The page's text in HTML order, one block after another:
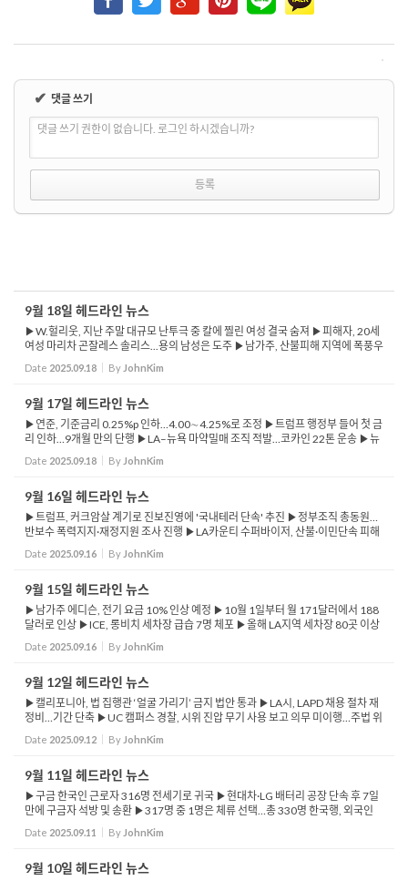
✔ 댓글 쓰기
댓글 쓰기 권한이 없습니다. 로그인 하시겠습니까?
9월 18일 헤드라인 뉴스
▶W.헐리웃, 지난 주말 대규모 난투극 중 칼에 찔린 여성 결국 숨져 ▶피해자, 20세
여성 마리차 곤잘레스 솔리스...용의 남성은 도주 ▶남가주, 산불피해 지역에 폭풍우
몰아치며 홍수 우려 ▶소방국, 팰리세이즈와 알타데나 면밀히 감시 중 ▶유명 쇼 호
스트 지...
Date 2025.09.18 By JohnKim
9월 17일 헤드라인 뉴스
▶연준, 기준금리 0.25%p 인하…4.00∼4.25%로 조정 ▶트럼프 행정부 들어 첫 금
리 인하…9개월 만의 단행 ▶LA–뉴욕 마약밀매 조직 적발…코카인 22톤 운송 ▶뉴
욕서 LA로 1억 달러 상당 코카인·현금 오간 정황 ▶LA 산불 피해...
Date 2025.09.18 By JohnKim
9월 16일 헤드라인 뉴스
▶트럼프, 커크암살 계기로 진보진영에 '국내테러 단속' 추진 ▶정부조직 총동원…
반보수 폭력지지·재정지원 조사 진행 ▶LA카운티 수퍼바이저, 산불·이민단속 피해
주민 지원 검토 ▶피해주민 2,000만 달러 규모 긴급 임대료 감면 ...
Date 2025.09.16 By JohnKim
9월 15일 헤드라인 뉴스
▶남가주 에디슨, 전기 요금 10% 인상 예정 ▶10월 1일부터 월 171달러에서 188
달러로 인상 ▶ICE, 롱비치 세차장 급습 7명 체포 ▶올해 LA지역 세차장 80곳 이상
단속해 250명 이상 구금 ▶2026년 소셜연금 2.7% 인상 될 듯 ▶소셜연금, 월 평균
$2,008 → $2,...
Date 2025.09.16 By JohnKim
9월 12일 헤드라인 뉴스
▶캘리포니아, 법 집행관 ‘얼굴 가리기’ 금지 법안 통과 ▶LA시, LAPD 채용 절차 재
정비…기간 단축 ▶UC 캠퍼스 경찰, 시위 진압 무기 사용 보고 의무 미이행…주법 위
반 논란 ▶연방법원, DHS·LAPD에 시위대·언론인 강경 ...
Date 2025.09.12 By JohnKim
9월 11일 헤드라인 뉴스
▶구금 한국인 근로자 316명 전세기로 귀국 ▶현대차·LG 배터리 공장 단속 후 7일
만에 구금자 석방 및 송환 ▶317명 중 1명은 체류 선택…총 330명 한국행, 외국인
포함 ▶한미, 이번 사태 계기로 기업 인력용 비자 제도 논의 착수 ▶FBI, '찰리 ...
Date 2025.09.11 By JohnKim
9월 10일 헤드라인 뉴스